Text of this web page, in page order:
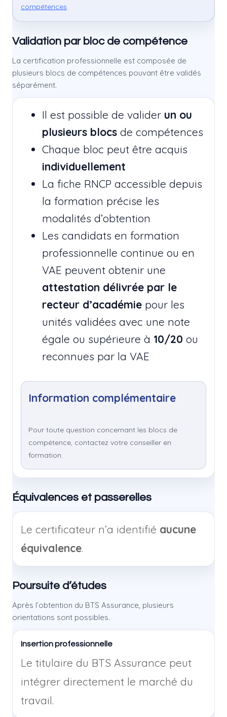
compétences
Validation par bloc de compétence
La certification professionnelle est composée de
plusieurs blocs de compétences pouvant être validés
séparément.
Il est possible de valider un ou
plusieurs blocs de compétences
Chaque bloc peut être acquis
individuellement
La fiche RNCP accessible depuis
la formation précise les
modalités d’obtention
Les candidats en formation
professionnelle continue ou en
VAE peuvent obtenir une
attestation délivrée par le
recteur d’académie pour les
unités validées avec une note
égale ou supérieure à 10/20 ou
reconnues par la VAE
Information complémentaire
Pour toute question concernant les blocs de
compétence, contactez votre conseiller en
formation.
Équivalences et passerelles
Le certificateur n’a identifié aucune
équivalence.
Poursuite d’études
Après l’obtention du BTS Assurance, plusieurs
orientations sont possibles.
Insertion professionnelle
Le titulaire du BTS Assurance peut
intégrer directement le marché du
travail.